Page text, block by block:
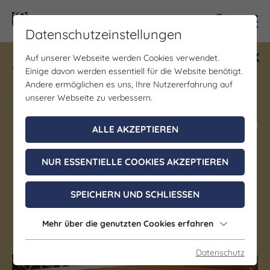
Gewinne ein Blind Date mit Saale-
Unstrut! Teilnahme vom 1.7. - 18.12.
möglich.
Jetzt mitmachen
Landwirtschaftsbetrieb
Florian Uherek
Teuchern OT Gröbitz
Datenschutzeinstellungen
Auf unserer Webseite werden Cookies verwendet.
Einige davon werden essentiell für die Website benötigt.
Andere ermöglichen es uns, Ihre Nutzererfahrung auf
unserer Webseite zu verbessern.
ALLE AKZEPTIEREN
NUR ESSENTIELLE COOKIES AKZEPTIEREN
SPEICHERN UND SCHLIESSEN
Mehr über die genutzten Cookies erfahren
Datenschutz